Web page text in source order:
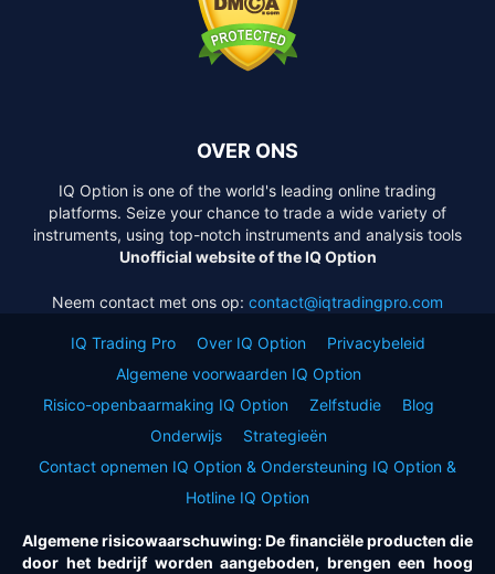
OVER ONS
IQ Option is one of the world's leading online trading
platforms. Seize your chance to trade a wide variety of
instruments, using top-notch instruments and analysis tools
Unofficial website of the IQ Option
Neem contact met ons op: contact@iqtradingpro.com
IQ Trading Pro Over IQ Option
Privacybeleid
Algemene voorwaarden IQ Option
Risico-openbaarmaking IQ Option
Zelfstudie
Blog
Onderwijs
Strategieën
Contact opnemen IQ Option & Ondersteuning IQ Option &
Hotline IQ Option
Algemene risicowaarschuwing: De financiële producten die
door het bedrijf worden aangeboden, brengen een hoog